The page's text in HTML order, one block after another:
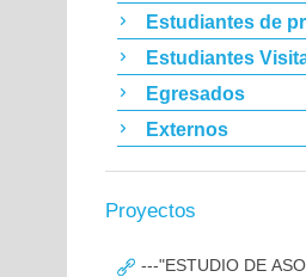
Estudiantes de
Estudiantes
Egresados
Externos
Proyectos
---"ESTUDIO DE